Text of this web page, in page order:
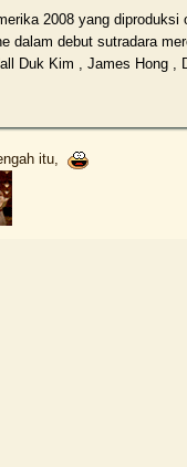
2008 yang
debut sutradara
Duk Kim , James Hong ,
itu,